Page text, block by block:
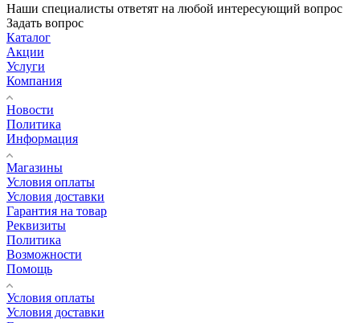
Наши специалисты ответят на любой интересующий вопрос
Задать вопрос
Каталог
Акции
Услуги
Компания
Новости
Политика
Информация
Магазины
Условия оплаты
Условия доставки
Гарантия на товар
Реквизиты
Политика
Возможности
Помощь
Условия оплаты
Условия доставки